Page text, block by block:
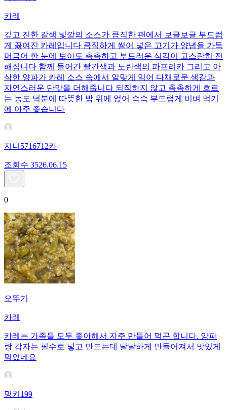
카레
깊고 진한 갈색 빛깔의 소스가 큼직한 팬에서 보글보글 부드럽
게 끓여진 카레입니다 큼직하게 썰어 넣은 고기가 양념을 가득
머금어 한 눈에 보아도 촉촉하고 부드러운 식감이 고스란히 전
해집니다 함께 들어간 빨간색과 노란색의 파프리카 그리고 아
삭한 양파가 카레 소스 속에서 알맞게 익어 다채로운 색감과
자연스러운 단맛을 더해줍니다 되직하지 않고 촉촉하게 흐르
는 농도 덕분에 따뜻한 밥 위에 얹어 슥슥 부드럽게 비벼 먹기
에 아주 좋습니다
지니5716712카
조회수 3526.06.15
0
오뚜기
카레
카레는 가족들 모두 좋아해서 자주 만들어 먹곤 합니다. 양파
랑 감자는 필수로 넣고 만드는데 달달하게 만들어져서 맛있게
먹었네요
밍키199